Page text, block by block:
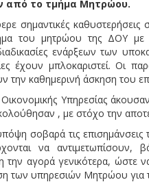
από το τμήμα Μητρώου.
σημαντικές
του μητρώου της ΔΟΥ με
ενάρξεων των
έχουν μπλοκαριστεί. Οι
καθημερινή άσκηση του
Υπηρεσίας
, με στόχο την
σοβαρά τις
να
την αγορά γενικότερα,
των υπηρεσιών Μητρώου για